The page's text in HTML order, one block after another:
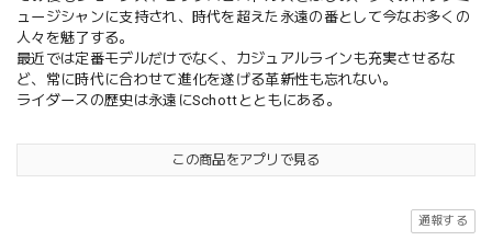
ュージシャンに支持され、時代を超えた永遠の番として今なお多くの
人々を魅了する。
最近では定番モデルだけでなく、カジュアルラインも充実させるな
ど、常に時代に合わせて進化を遂げる革新性も忘れない。
ライダースの歴史は永遠にSchottとともにある。
この商品をアプリで見る
通報する